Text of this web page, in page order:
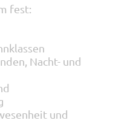
fest:
Nacht- und
und